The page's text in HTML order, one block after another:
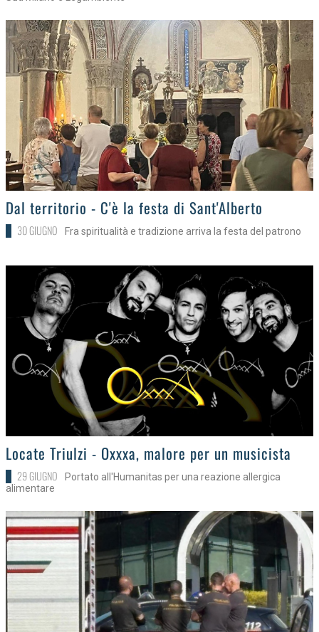
>
Dal territorio - C'è la festa di Sant'Alberto
30 GIUGNO Fra spiritualità e tradizione arriva la festa del patrono
>Locate Triulzi - Oxxxa, malore per un musicista
29 GIUGNO
Portato all'Humanitas per una reazione allergica
alimentare